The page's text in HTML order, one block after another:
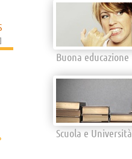
]
Buona educazione
Scuola e Università